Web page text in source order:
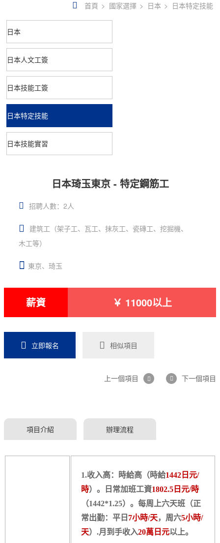
首頁 國家選擇 日本 日本特定技能
日本
日本人文工簽
日本技能工簽
日本特定技能
日本技能實習
日本琦玉東京 - 特定鋼筋工
招聘人數：2人
建筑工（架子工、瓦工、抹灰工、瓷磚工、挖掘機、
木工等）
東京、琦玉
薪資 ￥ 11000以上
立即報名 相似項目
上一個項目 下一個項目
項目介紹 辦理流程
1.收入高：時給高（時給1442日元/
時）。日常加班工資1802.5日元/時
（1442*1.25）。每周上六天班（正
常出勤：平日 7小時/天，周六5小時/
天）.月到手收入20萬日元以上。